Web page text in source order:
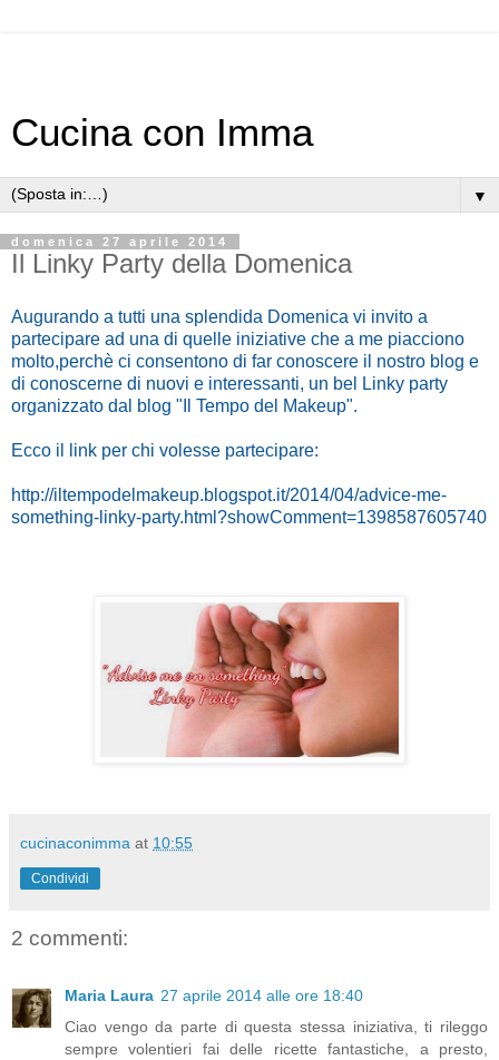
Cucina con Imma
▼
domenica 27 aprile 2014
Il Linky Party della Domenica
Augurando a tutti una splendida Domenica vi invito a
partecipare ad una di quelle iniziative che a me piacciono
molto,perchè ci consentono di far conoscere il nostro blog e
di conoscerne di nuovi e interessanti, un bel Linky party
organizzato dal blog "Il Tempo del Makeup".
Ecco il link per chi volesse partecipare:
http://iltempodelmakeup.blogspot.it/2014/04/advice-me-
something-linky-party.html?showComment=1398587605740
cucinaconimma at 10:55
Condividi
2 commenti:
Maria Laura 27 aprile 2014 alle ore 18:40
Ciao vengo da parte di questa stessa iniziativa, ti rileggo
sempre volentieri fai delle ricette fantastiche, a presto,